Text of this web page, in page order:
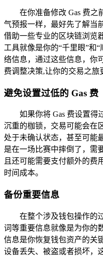
在你准备修改 Gas 费之
气预报一样，最好先了解当
借助一些专业的区块链浏览
工具就像是你的“千里眼”和
络信息，通过这些信息，你
费调整决策,让你的交易之旅
避免设置过低的 Gas 费
如果你将 Gas 费设置得
沉重的枷锁，交易可能会在
处于未确认状态，甚至可能
是在一场比赛中摔倒了，需
且还可能需要支付额外的费
时间成本。
备份重要信息
在整个涉及钱包操作的
词等重要信息就像是为你的
信息是你恢复钱包资产的关
设备丢失、被盗或者损坏，